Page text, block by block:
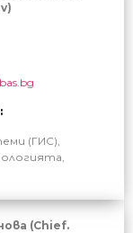
(ГИС),
(Chief.